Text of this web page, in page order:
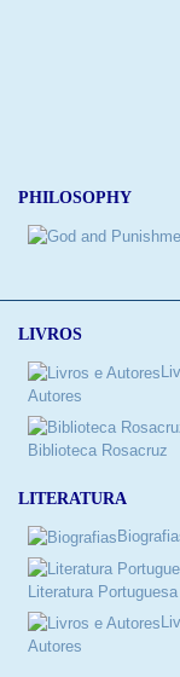
PHILOSOPHY
LIVROS
Autores
Biblioteca Rosacruz
LITERATURA
Literatura Portuguesa
Autores